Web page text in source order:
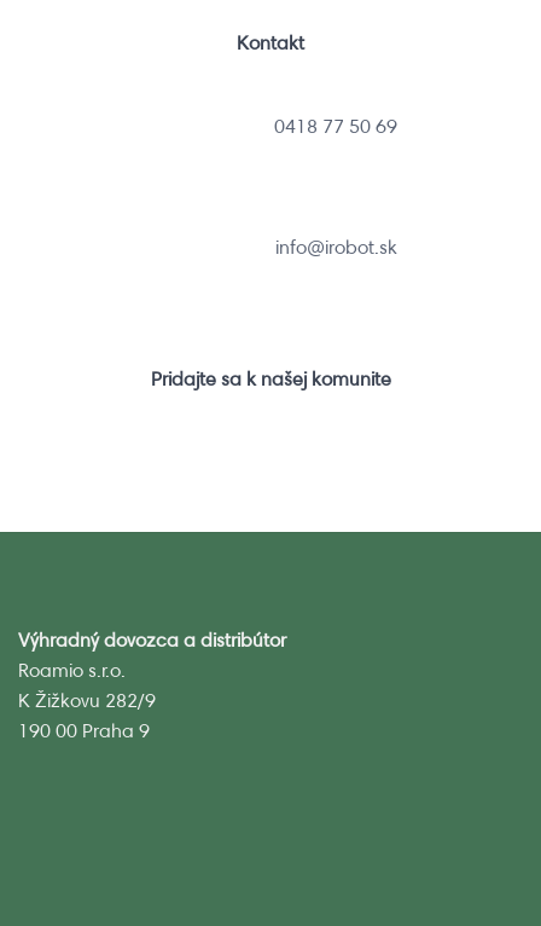
Kontakt
0418 77 50 69
info@irobot.sk
Pridajte sa k našej komunite
Výhradný dovozca a distribútor
Roamio s.r.o.
K Žižkovu 282/9
190 00 Praha 9